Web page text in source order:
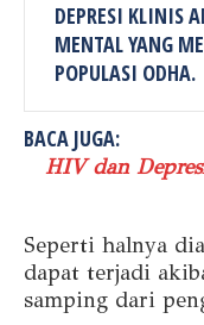
DEPRESI KLINIS
MENTAL YANG
POPULASI ODHA.
BACA JUGA:
HIV dan
Seperti halnya
dapat terjadi
samping dari